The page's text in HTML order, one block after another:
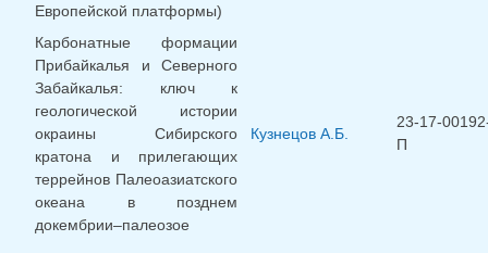
Европейской платформы)
Карбонатные формации
Прибайкалья и Северного
Забайкалья: ключ к
геологической истории
окраины Сибирского
кратона и прилегающих
террейнов Палеоазиатского
океана в позднем
докембрии–палеозое
Кузнецов А.Б.
23-17-
П